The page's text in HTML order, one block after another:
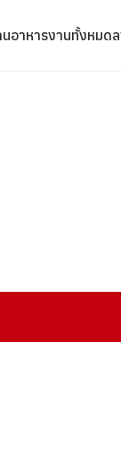
อาหารงานทั้งหมด